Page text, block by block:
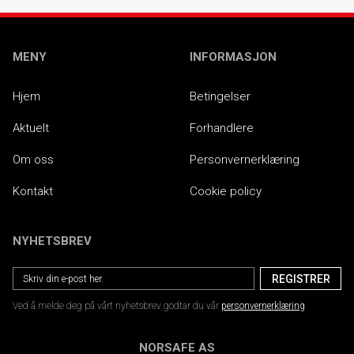
MENY
Hjem
Aktuelt
Om oss
Kontakt
INFORMASJON
Betingelser
Forhandlere
Personvernerklæring
Cookie policy
NYHETSBREV
Ved å melde deg på vårt nyhetsbrev godtar du vår personvernerklæring
NORSAFE AS